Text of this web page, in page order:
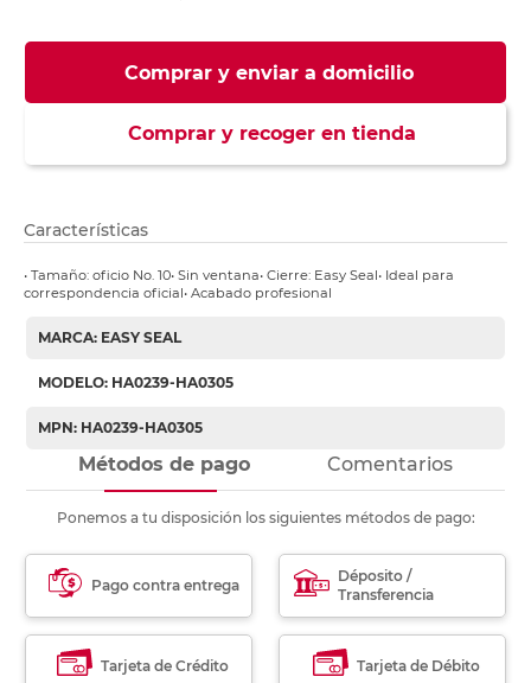
Comprar y enviar a domicilio
Comprar y recoger en tienda
Características
• Tamaño: oficio No. 10• Sin ventana• Cierre: Easy Seal• Ideal para
correspondencia oficial• Acabado profesional
MARCA: EASY SEAL
MODELO: HA0239-HA0305
MPN: HA0239-HA0305
Métodos de pago Comentarios
Ponemos a tu disposición los siguientes métodos de pago:
Pago contra entrega
Déposito /
Transferencia
Tarjeta de Crédito Tarjeta de Débito